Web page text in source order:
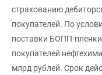
страхованию
покупателей. По
поставки БОПП-
покупателей
млрд рублей. Срок